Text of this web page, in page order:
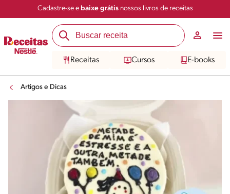
Cadastre-se e baixe grátisnossos livros de receitas
Receitas Cursos E-books
Artigos e Dicas